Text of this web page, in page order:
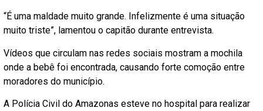
“É uma maldade muito grande. Infelizmente é uma situação
muito triste”, lamentou o capitão durante entrevista.
Vídeos que circulam nas redes sociais mostram a mochila
onde a bebê foi encontrada, causando forte comoção entre
moradores do município.
A Polícia Civil do Amazonas esteve no hospital para realizar